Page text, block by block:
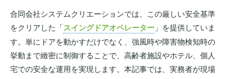
合同会社システムクリエーションでは、この厳しい安全基準
をクリアした「スイングドアオペレーター 」を提供していま
す。単にドアを動かすだけでなく、強風時や障害物検知時の
挙動まで緻密に制御することで、高齢者施設やホテル、個人
宅での安全な運用を実現します。本記事では、実務者が現場